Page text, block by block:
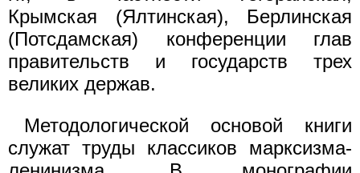
Крымская (Ялтинская), Берлинская
(Потсдамская) конференции глав
правительств и государств трех
великих держав.
Методологической основой книги
служат труды классиков марксизма-